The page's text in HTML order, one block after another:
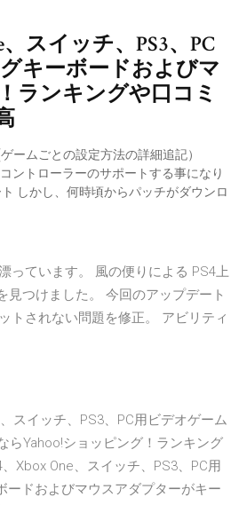
、スイッチ、PS3、PC
キーボードおよびマ
ランキングや口コミ
ームごとの設定方法の詳細追記）
ントローラーのサポートする事になり
しかし、何時頃からパッチがダウンロ
っています。 風の便りによる PS4上
見つけました。 今回のアップデート
トされない問題を修正。 アビリティ
スイッチ、PS3、PC用ビデオゲーム
らYahoo!ショッピング！ランキング
Xbox One、スイッチ、PS3、PC用
ドおよびマウスアダプターがキー